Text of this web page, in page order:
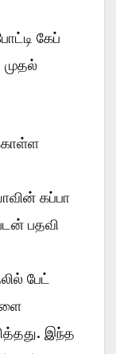
கேப்
முதல்
கப்பா
பதவி
பேட்
இந்த